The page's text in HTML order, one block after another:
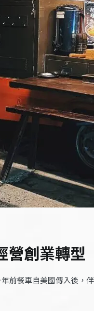
營創業轉型
前餐車自美國傳入後，